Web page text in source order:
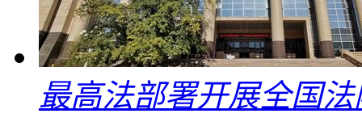
最高法部署开展全国